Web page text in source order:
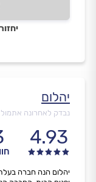
יהלום
נבדק לאחרונה אתמול
4.93
יהלום הנה חברה